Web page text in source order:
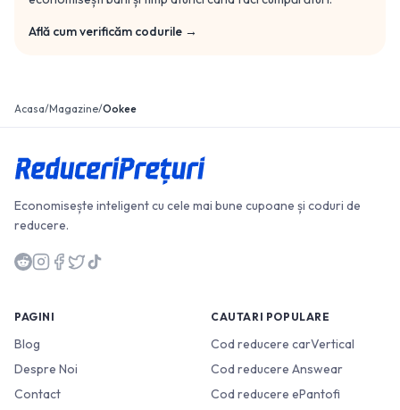
Află cum verificăm codurile →
Acasa/Magazine/Ookee
Economisește inteligent cu cele mai bune cupoane și coduri de
reducere.
PAGINI
Blog
Despre Noi
Contact
CAUTARI POPULARE
Cod reducere carVertical
Cod reducere Answear
Cod reducere ePantofi